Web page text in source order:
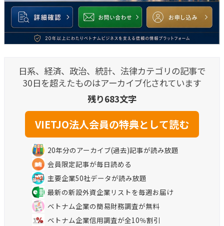
日系、経済、政治、統計、法律カテゴリの記事で
30日を超えたものはアーカイブ化されています
残り683文字
20年分のアーカイブ(過去)記事が読み放題
会員限定記事が毎日読める
主要企業50社データが読み放題
最新の新設外資企業リストを毎週お届け
ベトナム企業の簡易財務調査が無料
ベトナム企業信用調査が全10％割引